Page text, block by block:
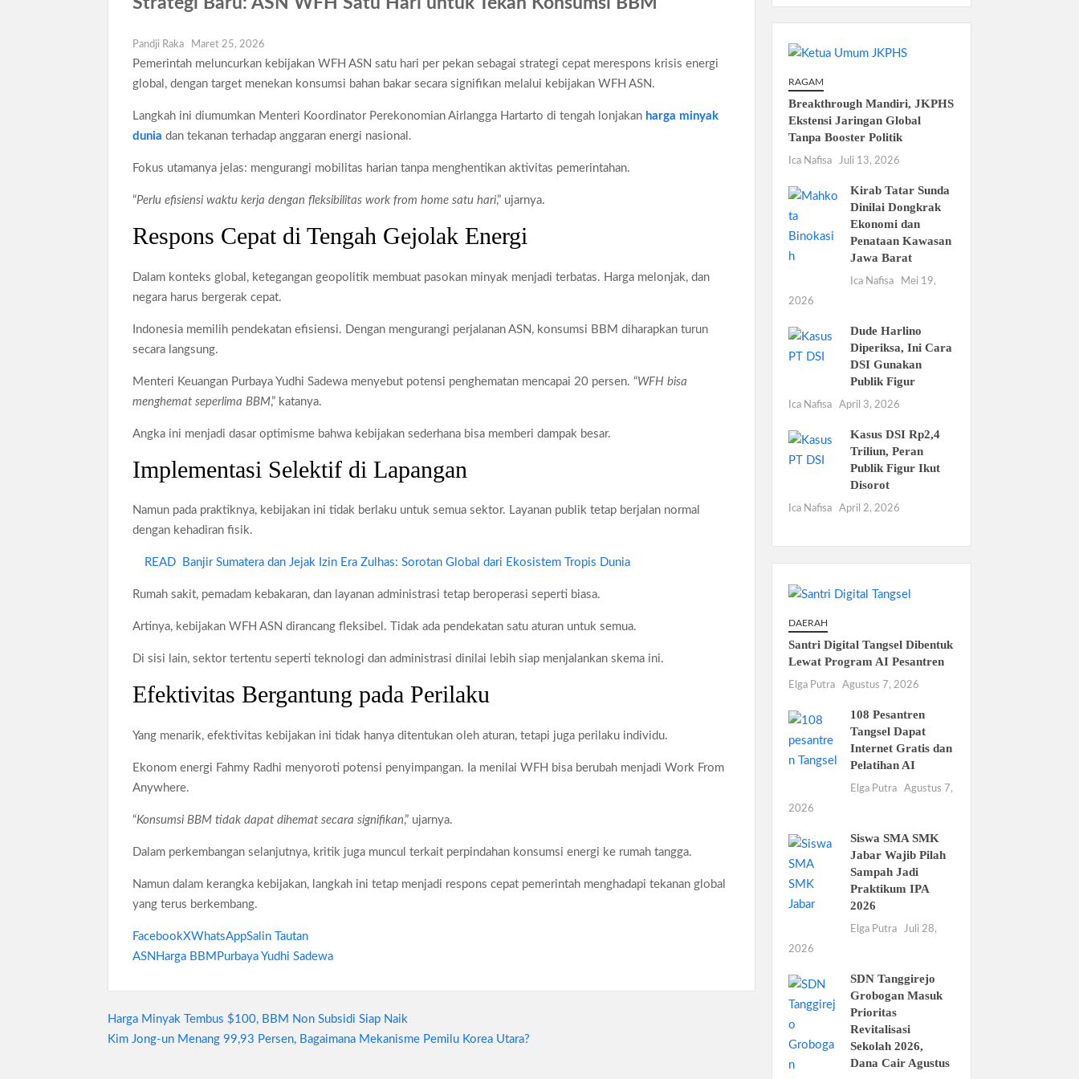
Sidang MK Bahas Tanggung Jawab Maskapai Saat Delay
Box Office Hollywood 2026 Tembus 4 Film Rp18 Triliun
Netflix Digugat Rp1,8 Triliun Usai Hard Drive Film Hilang
Pandji Raka Maret 25, 2026
Pemerintah meluncurkan kebijakan WFH ASN satu hari per pekan sebagai strategi cepat merespons krisis energi
global, dengan target menekan konsumsi bahan bakar secara signifikan melalui kebijakan WFH ASN.
Langkah ini diumumkan Menteri Koordinator Perekonomian Airlangga Hartarto di tengah lonjakan harga minyak
dunia dan tekanan terhadap anggaran energi nasional.
Fokus utamanya jelas: mengurangi mobilitas harian tanpa menghentikan aktivitas pemerintahan.
“Perlu efisiensi waktu kerja dengan fleksibilitas work from home satu hari,” ujarnya.
Respons Cepat di Tengah Gejolak Energi
Dalam konteks global, ketegangan geopolitik membuat pasokan minyak menjadi terbatas. Harga melonjak, dan
negara harus bergerak cepat.
Indonesia memilih pendekatan efisiensi. Dengan mengurangi perjalanan ASN, konsumsi BBM diharapkan turun
secara langsung.
Menteri Keuangan Purbaya Yudhi Sadewa menyebut potensi penghematan mencapai 20 persen. “WFH bisa
menghemat seperlima BBM,” katanya.
Angka ini menjadi dasar optimisme bahwa kebijakan sederhana bisa memberi dampak besar.
Implementasi Selektif di Lapangan
Namun pada praktiknya, kebijakan ini tidak berlaku untuk semua sektor. Layanan publik tetap berjalan normal
dengan kehadiran fisik.
READ Banjir Sumatera dan Jejak Izin Era Zulhas: Sorotan Global dari Ekosistem Tropis Dunia
Rumah sakit, pemadam kebakaran, dan layanan administrasi tetap beroperasi seperti biasa.
Artinya, kebijakan WFH ASN dirancang fleksibel. Tidak ada pendekatan satu aturan untuk semua.
Di sisi lain, sektor tertentu seperti teknologi dan administrasi dinilai lebih siap menjalankan skema ini.
Efektivitas Bergantung pada Perilaku
Yang menarik, efektivitas kebijakan ini tidak hanya ditentukan oleh aturan, tetapi juga perilaku individu.
Ekonom energi Fahmy Radhi menyoroti potensi penyimpangan. Ia menilai WFH bisa berubah menjadi Work From
Anywhere.
“Konsumsi BBM tidak dapat dihemat secara signifikan,” ujarnya.
Dalam perkembangan selanjutnya, kritik juga muncul terkait perpindahan konsumsi energi ke rumah tangga.
Namun dalam kerangka kebijakan, langkah ini tetap menjadi respons cepat pemerintah menghadapi tekanan global
yang terus berkembang.
FacebookXWhatsAppSalin Tautan
ASN Harga BBM Purbaya Yudhi Sadewa
Navigasi
pos
Harga Minyak Tembus $100, BBM Non Subsidi Siap Naik
Kim Jong-un Menang 99,93 Persen, Bagaimana Mekanisme Pemilu Korea Utara?
RAGAM
Breakthrough Mandiri, JKPHS
Ekstensi Jaringan Global
Tanpa Booster Politik
Ica Nafisa Juli 13, 2026
Kirab Tatar Sunda
Dinilai Dongkrak
Ekonomi dan
Penataan Kawasan
Jawa Barat
Ica Nafisa
Mei 19,
2026
Dude Harlino
Diperiksa, Ini Cara
DSI Gunakan
Publik Figur
Ica Nafisa April 3, 2026
Kasus DSI Rp2,4
Triliun, Peran
Publik Figur Ikut
Disorot
Ica Nafisa April 2, 2026
DAERAH
Santri Digital Tangsel Dibentuk
Lewat Program AI Pesantren
Elga Putra Agustus 7, 2026
108 Pesantren
Tangsel Dapat
Internet Gratis dan
Pelatihan AI
Elga Putra
Agustus 7,
2026
Siswa SMA SMK
Jabar Wajib Pilah
Sampah Jadi
Praktikum IPA
2026
Elga Putra
Juli 28,
2026
SDN Tanggirejo
Grobogan Masuk
Prioritas
Revitalisasi
Sekolah 2026,
Dana Cair Agustus